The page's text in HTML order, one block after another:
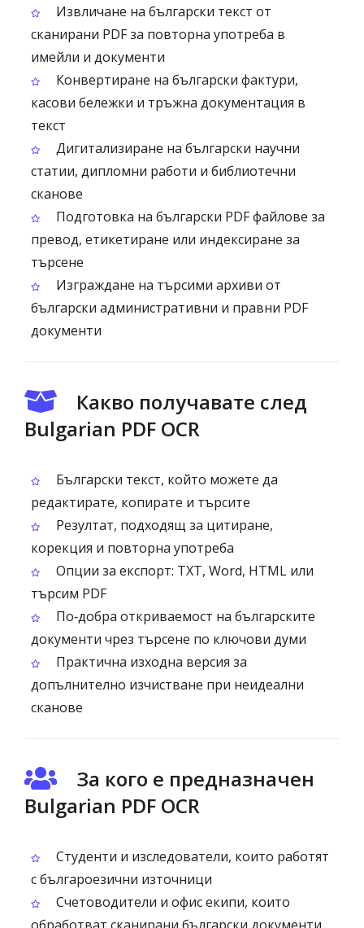
Извличане на български текст от
сканирани PDF за повторна употреба в
имейли и документи
Конвертиране на български фактури,
касови бележки и тръжна документация в
текст
Дигитализиране на български научни
статии, дипломни работи и библиотечни
сканове
Подготовка на български PDF файлове за
превод, етикетиране или индексиране за
търсене
Изграждане на търсими архиви от
български административни и правни PDF
документи
Какво получавате след
Bulgarian PDF OCR
Български текст, който можете да
редактирате, копирате и търсите
Резултат, подходящ за цитиране,
корекция и повторна употреба
Опции за експорт: TXT, Word, HTML или
търсим PDF
По‑добра откриваемост на българските
документи чрез търсене по ключови думи
Практична изходна версия за
допълнително изчистване при неидеални
сканове
За кого е предназначен
Bulgarian PDF OCR
Студенти и изследователи, които работят
с българоезични източници
Счетоводители и офис екипи, които